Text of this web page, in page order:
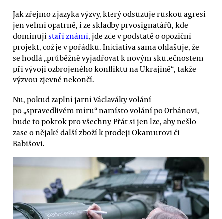
Jak zřejmo z jazyka výzvy, který odsuzuje ruskou agresi
jen velmi opatrně, i ze skladby prvosignatářů, kde
dominujístaří známí, jde zde v podstatě o opoziční
projekt, což je v pořádku. Iniciativa sama ohlašuje, že
se hodlá „průběžně vyjadřovat k novým skutečnostem
při vývoji ozbrojeného konfliktu na Ukrajině“, takže
výzvou zjevně nekončí.
Nu, pokud zaplní jarní Václaváky volání
po „spravedlivém míru“ namísto volání po Orbánovi,
bude to pokrok pro všechny. Přát si jen lze, aby nešlo
zase o nějaké další zboží k prodeji Okamurovi či
Babišovi.